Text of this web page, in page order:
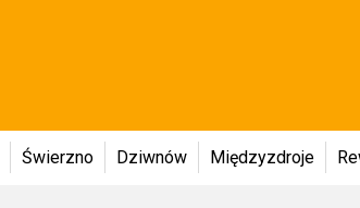
Świerzno Dziwnów Międzyzdroje